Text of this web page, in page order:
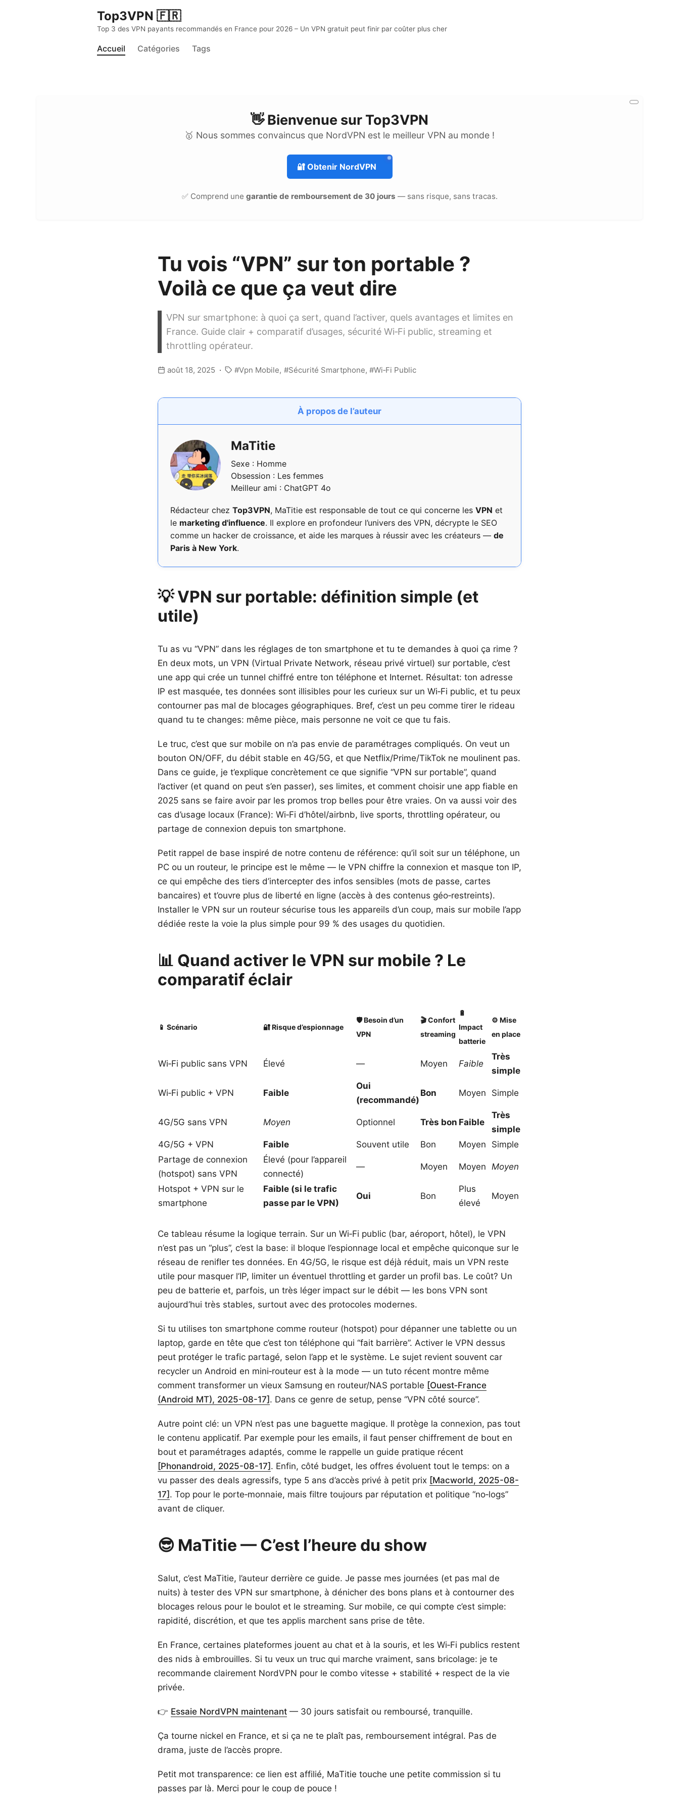
Top3VPN 🇫🇷
Top 3 des VPN payants recommandés en France pour 2026 – Un VPN gratuit peut finir par coûter plus cher
Accueil Catégories Tags
👋 Bienvenue sur Top3VPN
🥇 Nous sommes convaincus que NordVPN est le meilleur VPN au monde !
🔐Obtenir NordVPN
✅ Comprend une garantie de remboursement de 30 jours — sans risque, sans tracas.
Tu vois “VPN” sur ton portable ?
Voilà ce que ça veut dire
VPN sur smartphone: à quoi ça sert, quand l’activer, quels avantages et limites en
France. Guide clair + comparatif d’usages, sécurité Wi‑Fi public, streaming et
throttling opérateur.
août 18, 2025 Vpn Mobile Sécurité Smartphone Wi‑Fi Public
À propos de l’auteur
MaTitie
Sexe : Homme
Obsession : Les femmes
Meilleur ami : ChatGPT 4o
Rédacteur chez Top3VPN, MaTitie est responsable de tout ce qui concerne les VPN et
le marketing d'influence. Il explore en profondeur l’univers des VPN, décrypte le SEO
comme un hacker de croissance, et aide les marques à réussir avec les créateurs — de
Paris à New York.
💡 VPN sur portable: définition simple (et
utile)
Tu as vu “VPN” dans les réglages de ton smartphone et tu te demandes à quoi ça rime ?
En deux mots, un VPN (Virtual Private Network, réseau privé virtuel) sur portable, c’est
une app qui crée un tunnel chiffré entre ton téléphone et Internet. Résultat: ton adresse
IP est masquée, tes données sont illisibles pour les curieux sur un Wi‑Fi public, et tu peux
contourner pas mal de blocages géographiques. Bref, c’est un peu comme tirer le rideau
quand tu te changes: même pièce, mais personne ne voit ce que tu fais.
Le truc, c’est que sur mobile on n’a pas envie de paramétrages compliqués. On veut un
bouton ON/OFF, du débit stable en 4G/5G, et que Netflix/Prime/TikTok ne moulinent pas.
Dans ce guide, je t’explique concrètement ce que signifie “VPN sur portable”, quand
l’activer (et quand on peut s’en passer), ses limites, et comment choisir une app fiable en
2025 sans se faire avoir par les promos trop belles pour être vraies. On va aussi voir des
cas d’usage locaux (France): Wi‑Fi d’hôtel/airbnb, live sports, throttling opérateur, ou
partage de connexion depuis ton smartphone.
Petit rappel de base inspiré de notre contenu de référence: qu’il soit sur un téléphone, un
PC ou un routeur, le principe est le même — le VPN chiffre la connexion et masque ton IP,
ce qui empêche des tiers d’intercepter des infos sensibles (mots de passe, cartes
bancaires) et t’ouvre plus de liberté en ligne (accès à des contenus géo‑restreints).
Installer le VPN sur un routeur sécurise tous les appareils d’un coup, mais sur mobile l’app
dédiée reste la voie la plus simple pour 99 % des usages du quotidien.
📊 Quand activer le VPN sur mobile ? Le
comparatif éclair
📱 Scénario 🔐 Risque d’espionnage
🛡️ Besoin d’un
VPN
🎬 Confort
streaming
🔋
Impact
batterie
⚙️ Mise
en place
Wi‑Fi public sans VPN Élevé — Moyen Faible
Très
simple
Wi‑Fi public + VPN Faible
Oui
(recommandé)
Bon Moyen Simple
4G/5G sans VPN Moyen Optionnel Très bon Faible
Très
simple
4G/5G + VPN
Faible Souvent utile Bon Moyen
Simple
Partage de connexion
(hotspot) sans VPN
Élevé (pour l’appareil
connecté)
— Moyen Moyen Moyen
Hotspot + VPN sur le
smartphone
Faible (si le trafic
passe par le VPN)
Oui Bon
Plus
élevé
Moyen
Ce tableau résume la logique terrain. Sur un Wi‑Fi public (bar, aéroport, hôtel), le VPN
n’est pas un “plus”, c’est la base: il bloque l’espionnage local et empêche quiconque sur le
réseau de renifler tes données. En 4G/5G, le risque est déjà réduit, mais un VPN reste
utile pour masquer l’IP, limiter un éventuel throttling et garder un profil bas. Le coût? Un
peu de batterie et, parfois, un très léger impact sur le débit — les bons VPN sont
aujourd’hui très stables, surtout avec des protocoles modernes.
Si tu utilises ton smartphone comme routeur (hotspot) pour dépanner une tablette ou un
laptop, garde en tête que c’est ton téléphone qui “fait barrière”. Activer le VPN dessus
peut protéger le trafic partagé, selon l’app et le système. Le sujet revient souvent car
recycler un Android en mini‑routeur est à la mode — un tuto récent montre même
comment transformer un vieux Samsung en routeur/NAS portable [Ouest‑France
(Android MT), 2025-08-17]. Dans ce genre de setup, pense “VPN côté source”.
Autre point clé: un VPN n’est pas une baguette magique. Il protège la connexion, pas tout
le contenu applicatif. Par exemple pour les emails, il faut penser chiffrement de bout en
bout et paramétrages adaptés, comme le rappelle un guide pratique récent
[Phonandroid, 2025-08-17]. Enfin, côté budget, les offres évoluent tout le temps: on a
vu passer des deals agressifs, type 5 ans d’accès privé à petit prix [Macworld, 2025-08-
17]. Top pour le porte‑monnaie, mais filtre toujours par réputation et politique “no‑logs”
avant de cliquer.
😎 MaTitie — C’est l’heure du show
Salut, c’est MaTitie, l’auteur derrière ce guide. Je passe mes journées (et pas mal de
nuits) à tester des VPN sur smartphone, à dénicher des bons plans et à contourner des
blocages relous pour le boulot et le streaming. Sur mobile, ce qui compte c’est simple:
rapidité, discrétion, et que tes applis marchent sans prise de tête.
En France, certaines plateformes jouent au chat et à la souris, et les Wi‑Fi publics restent
des nids à embrouilles. Si tu veux un truc qui marche vraiment, sans bricolage: je te
recommande clairement NordVPN pour le combo vitesse + stabilité + respect de la vie
privée.
👉 Essaie NordVPN maintenant — 30 jours satisfait ou remboursé, tranquille.
Ça tourne nickel en France, et si ça ne te plaît pas, remboursement intégral. Pas de
drama, juste de l’accès propre.
Petit mot transparence: ce lien est affilié, MaTitie touche une petite commission si tu
passes par là. Merci pour le coup de pouce !